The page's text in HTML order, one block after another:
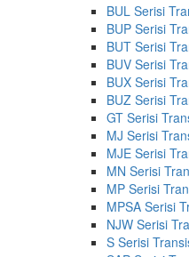
BUL Serisi
BUP Serisi
BUT Serisi
BUV Serisi
BUX Serisi
BUZ Serisi
GT Serisi
MJ Serisi
MJE Serisi
MN Serisi
MP Serisi
MPSA Serisi
NJW Serisi
S Serisi